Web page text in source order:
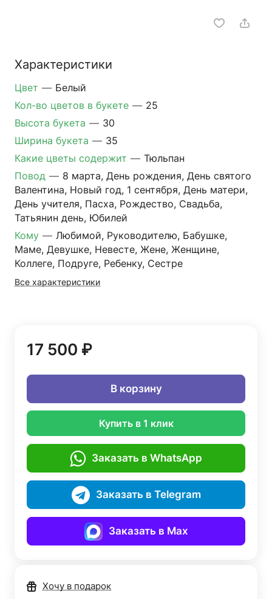
Характеристики
Цвет — Белый
Кол-во цветов в букете — 25
Высота букета — 30
Ширина букета — 35
Какие цветы содержит — Тюльпан
Повод — 8 марта, День рождения, День святого
Валентина, Новый год, 1 сентября, День матери,
День учителя, Пасха, Рождество, Свадьба,
Татьянин день, Юбилей
Кому — Любимой, Руководителю, Бабушке,
Маме, Девушке, Невесте, Жене, Женщине,
Коллеге, Подруге, Ребенку, Сестре
Все характеристики
17 500 ₽
В корзину
Купить в 1 клик
Заказать в WhatsApp
Заказать в Telegram
Заказать в Max
Хочу в подарок